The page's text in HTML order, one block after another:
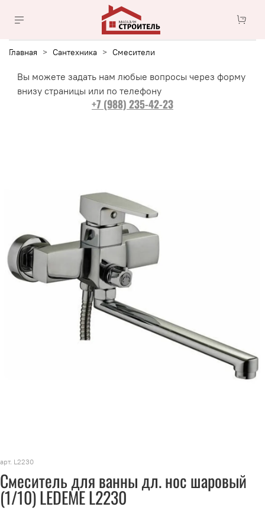
Главная Сантехника Смесители
Вы можете задать нам любые вопросы через форму
внизу страницы или по телефону
+7 (988) 235-42-23
арт. L2230
Смеситель для ванны дл. нос шаровый
(1/10) LEDEME L2230